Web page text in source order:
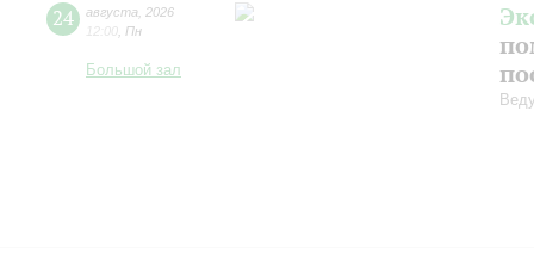
24 августа
2026
12:00 Пн
Большой зал